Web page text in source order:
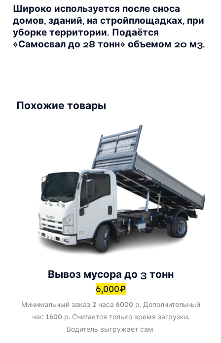
Широко используется после сноса
домов, зданий, на стройплощадках, при
уборке территории. Подаётся
«Самосвал до 28 тонн» объемом 20 м3.
Похожие товары
Вывоз мусора до 3 тонн
6,000₽
Минимальный заказ 2 часа 6000 р. Дополнительный
час 1600 р. Считается только время загрузки.
Водитель выгружает сам.